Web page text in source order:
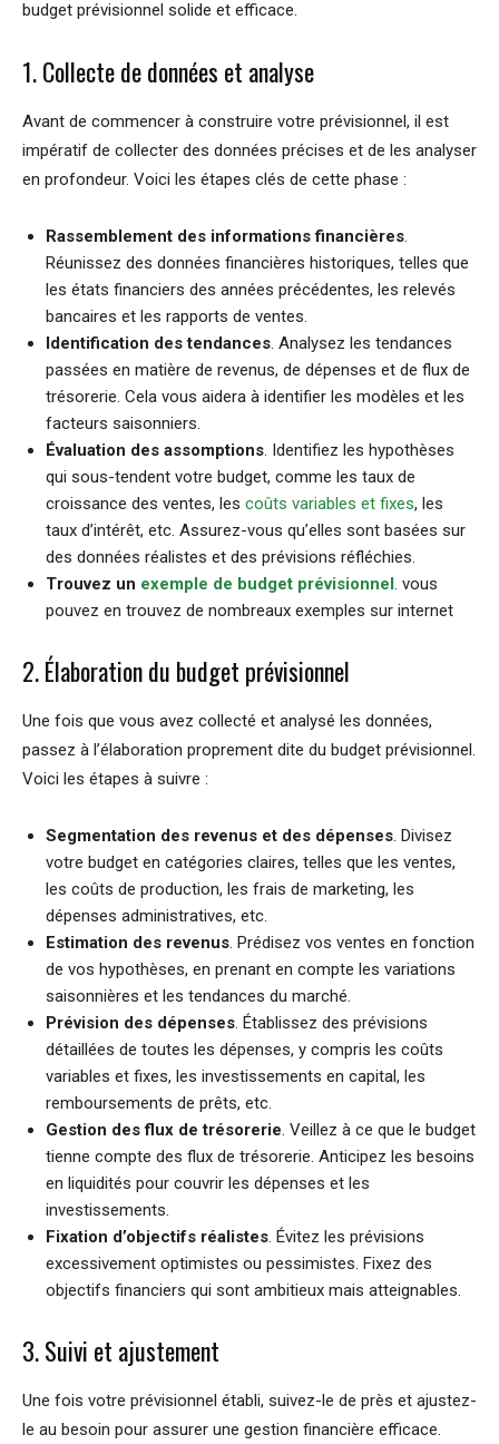
budget prévisionnel solide et efficace.
1. Collecte de données et analyse
Avant de commencer à construire votre prévisionnel, il est
impératif de collecter des données précises et de les analyser
en profondeur. Voici les étapes clés de cette phase :
Rassemblement des informations financières.
Réunissez des données financières historiques, telles que
les états financiers des années précédentes, les relevés
bancaires et les rapports de ventes.
Identification des tendances. Analysez les tendances
passées en matière de revenus, de dépenses et de flux de
trésorerie. Cela vous aidera à identifier les modèles et les
facteurs saisonniers.
Évaluation des assomptions. Identifiez les hypothèses
qui sous-tendent votre budget, comme les taux de
croissance des ventes, les coûts variables et fixes, les
taux d’intérêt, etc. Assurez-vous qu’elles sont basées sur
des données réalistes et des prévisions réfléchies.
Trouvez un exemple de budget prévisionnel . vous
pouvez en trouvez de nombreaux exemples sur internet
2. Élaboration du budget prévisionnel
Une fois que vous avez collecté et analysé les données,
passez à l’élaboration proprement dite du budget prévisionnel.
Voici les étapes à suivre :
Segmentation des revenus et des dépenses. Divisez
votre budget en catégories claires, telles que les ventes,
les coûts de production, les frais de marketing, les
dépenses administratives, etc.
Estimation des revenus. Prédisez vos ventes en fonction
de vos hypothèses, en prenant en compte les variations
saisonnières et les tendances du marché.
Prévision des dépenses. Établissez des prévisions
détaillées de toutes les dépenses, y compris les coûts
variables et fixes, les investissements en capital, les
remboursements de prêts, etc.
Gestion des flux de trésorerie. Veillez à ce que le budget
tienne compte des flux de trésorerie. Anticipez les besoins
en liquidités pour couvrir les dépenses et les
investissements.
Fixation d’objectifs réalistes. Évitez les prévisions
excessivement optimistes ou pessimistes. Fixez des
objectifs financiers qui sont ambitieux mais atteignables.
3. Suivi et ajustement
Une fois votre prévisionnel établi, suivez-le de près et ajustez-
le au besoin pour assurer une gestion financière efficace.